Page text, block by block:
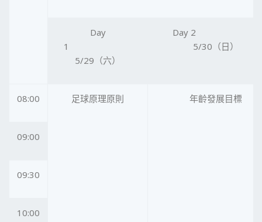
Day
1
5/29（六）
Day 2
5/30（日）
08:00 足球原理原則 年齡發展目標
09:00
09:30
10:00